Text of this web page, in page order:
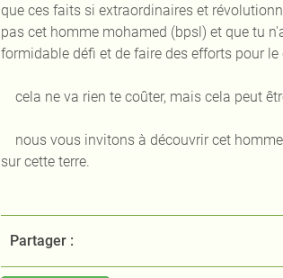
que ces faits si extraordinaires et
pas cet homme mohamed (bpsl) et que tu
formidable défi et de faire des efforts pour le
cela ne va rien te coûter, mais cela peut
nous vous invitons à découvrir cet
sur cette terre.
Partager :